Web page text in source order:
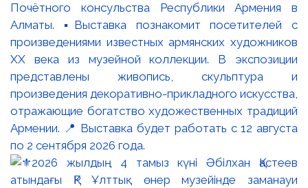
Почётного консульства Республики Армения в
Алматы. ▪️Выставка познакомит посетителей с
произведениями известных армянских художников
XX века из музейной коллекции. В экспозиции
представлены живопись, скульптура и
произведения декоративно-прикладного искусства,
отражающие богатство художественных традиций
Армении. 📍 Выставка будет работать с 12 августа
по 2 сентября 2026 года.